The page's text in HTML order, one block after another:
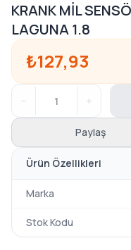
KRANK MİL
LAGUNA 1.8
₺127,93
− +
Paylaş
Ürün Özellikleri
Marka
Stok Kodu